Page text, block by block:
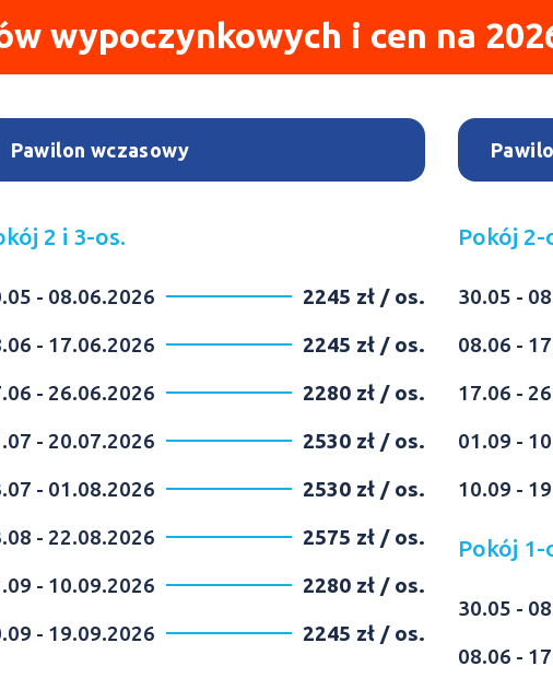
wypoczynkowych i cen na
Pawilon wczasowy
2 i 3-os.
- 08.06.2026
2245 zł / os.
- 17.06.2026
2245 zł / os.
- 26.06.2026
2280 zł / os.
- 20.07.2026
2530 zł / os.
- 01.08.2026
2530 zł / os.
- 22.08.2026
2575 zł / os.
- 10.09.2026
2280 zł / os.
- 19.09.2026
2245 zł / os.
Pokój
30.05 -
08.06 -
17.06 -
01.09 -
10.09 -
Pokój
30.05 -
08.06 -